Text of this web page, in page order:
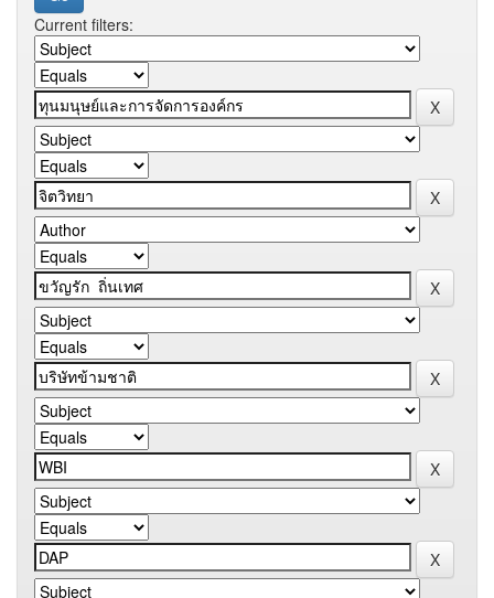
Current filters: